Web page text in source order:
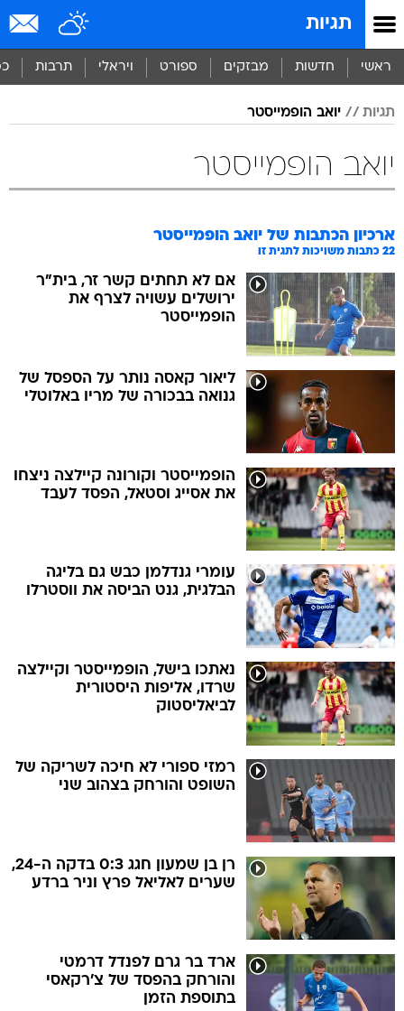
תגיות
ראשי חדשות מבזקים ספורט ויראלי תרבות
תגיות יואב הופמייסטר
יואב הופמייסטר
ארכיון הכתבות של יואב הופמייסטר
22 כתבות משויכות לתגית זו
אם לא תחתים קשר זר, בית"ר
ירושלים עשויה לצרף את
הופמייסטר
ליאור קאסה נותר על הספסל של
גנואה בבכורה של מריו באלוטלי
הופמייסטר וקורונה קיילצה ניצחו
את אסייג וסטאל, הפסד לעבד
עומרי גנדלמן כבש גם בליגה
הבלגית, גנט הביסה את ווסטרלו
נאתכו בישל, הופמייסטר וקיילצה
שרדו, אליפות היסטורית
לביאליסטוק
רמזי ספורי לא חיכה לשריקה של
השופט והורחק בצהוב שני
רן בן שמעון חגג 0:3 בדקה ה-24,
שערים לאליאל פרץ וניר ברדע
ארד בר גרם לפנדל דרמטי
והורחק בהפסד של צ'רקאסי
בתוספת הזמן